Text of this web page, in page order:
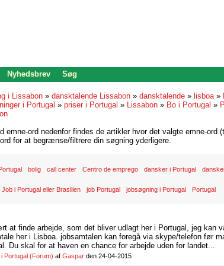
Nyhedsbrev Søg
i Lissabon » dansktalende Lissabon » dansktalende » lisboa»
i Portugal » priser i Portugal » Lissabon » Bo i Portugal »
emne-ord nedenfor findes de artikler hvor det valgte emne-ord
for at begrænse/filtrere din søgning yderligere.
bolig call center Centro de emprego dansker i Portugal
Job i Portugal eller Brasilien job Portugal jobsøgning i Portugal Portugal
at finde arbejde, som det bliver udlagt her i Portugal, jeg kan
her i Lisboa. jobsamtalen kan foregå via skype/telefon før
Du skal for at haven en chance for arbejde uden for landet...
Portugal (Forum) af Gaspar den 24-04-2015